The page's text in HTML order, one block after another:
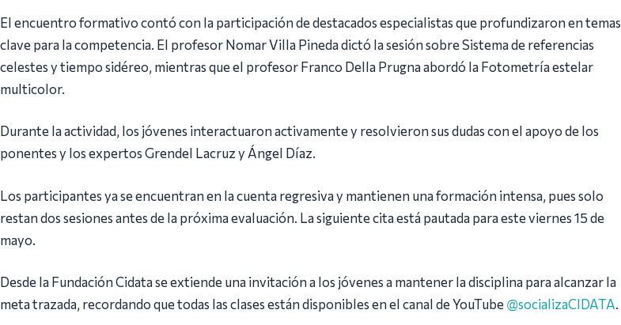
El encuentro formativo contó con la participación de destacados especialistas que profundizaron en temas
clave para la competencia. El profesor Nomar Villa Pineda dictó la sesión sobre Sistema de referencias
celestes y tiempo sidéreo, mientras que el profesor Franco Della Prugna abordó la Fotometría estelar
multicolor.
Durante la actividad, los jóvenes interactuaron activamente y resolvieron sus dudas con el apoyo de los
ponentes y los expertos Grendel Lacruz y Ángel Díaz.
Los participantes ya se encuentran en la cuenta regresiva y mantienen una formación intensa, pues solo
restan dos sesiones antes de la próxima evaluación. La siguiente cita está pautada para este viernes 15 de
mayo.
Desde la Fundación Cidata se extiende una invitación a los jóvenes a mantener la disciplina para alcanzar la
meta trazada, recordando que todas las clases están disponibles en el canal de YouTube @socializaCIDATA